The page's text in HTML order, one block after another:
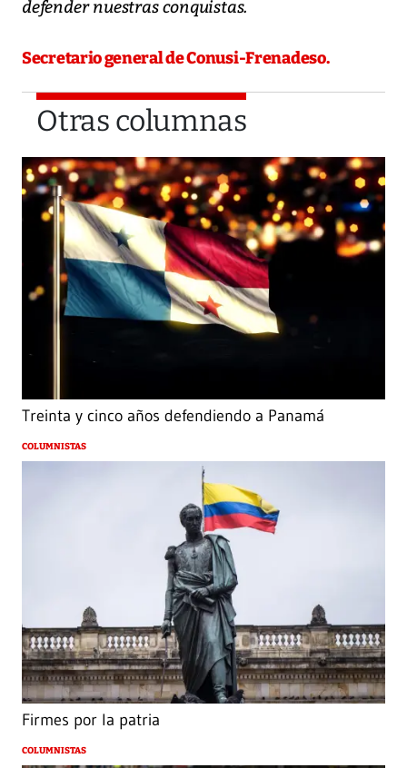
defender nuestras conquistas.
Secretario general de Conusi-Frenadeso.
Otras columnas
Treinta y cinco años defendiendo a Panamá
COLUMNISTAS
Firmes por la patria
COLUMNISTAS